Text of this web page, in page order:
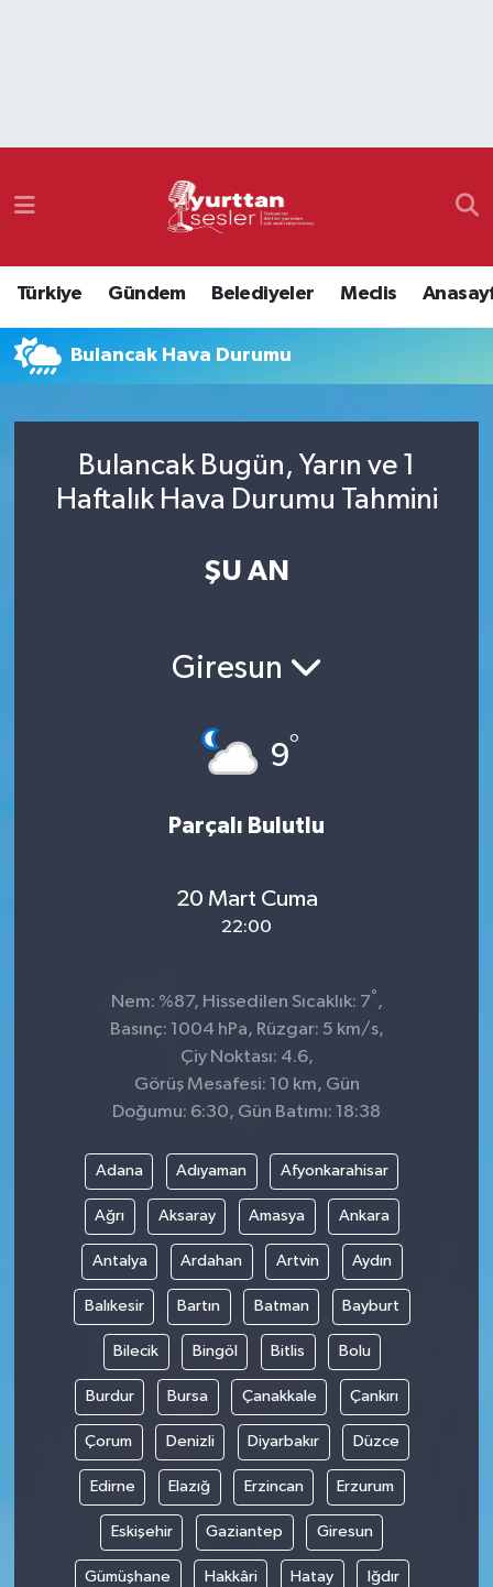
Türkiye Gündem Belediyeler Meclis
Bulancak Hava Durumu
Bulancak Bugün, Yarın ve 1
Haftalık Hava Durumu Tahmini
ŞU AN
Giresun
9°
Parçalı Bulutlu
20 Mart Cuma
22:00
Nem: %87, Hissedilen Sıcaklık: 7° ,
Basınç: 1004 hPa, Rüzgar: 5 km/s,
Çiy Noktası: 4.6,
Görüş Mesafesi: 10 km, Gün
Doğumu: 6:30, Gün Batımı: 18:38
Adana Adıyaman Afyonkarahisar
Ağrı Aksaray Amasya Ankara
Antalya Ardahan Artvin Aydın
Balıkesir Bartın Batman Bayburt
Bilecik Bingöl Bitlis Bolu
Burdur Bursa Çanakkale Çankırı
Çorum Denizli Diyarbakır Düzce
Edirne Elazığ Erzincan Erzurum
Eskişehir Gaziantep Giresun
Gümüşhane Hakkâri Hatay Iğdır
Namaz Vakitleri
Süper Lig Puan Durumu ve Fikstür
Tüm Manşetler
Son Dakika Haberleri
Haber Arşivi